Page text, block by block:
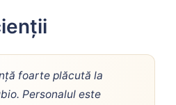
foarte plăcută la
Personalul este